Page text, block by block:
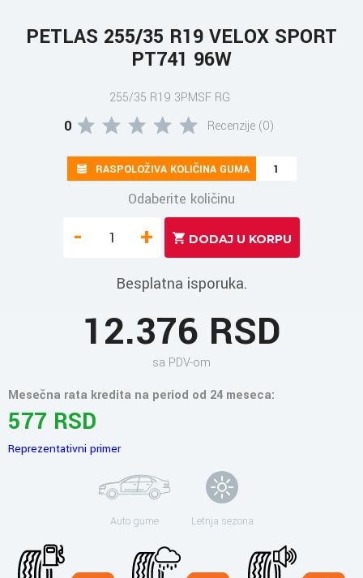
PETLAS 255/35 R19 VELOX SPORT
PT741 96W
255/35 R19 3PMSF RG
0 Recenzije (0)
RASPOLOŽIVA KOLIČINA GUMA 1
Odaberite količinu
- +
Besplatna isporuka.
12.376 RSD
sa PDV-om
Mesečna rata kredita na period od 24 meseca:
577 RSD
Reprezentativni primer
Auto gume Letnja sezona